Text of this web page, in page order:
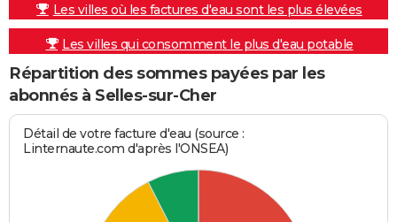
Les villes où les factures d'eau sont les plus élevées
Les villes qui consomment le plus d'eau potable
Répartition des sommes payées par les
abonnés à Selles-sur-Cher
Détail de votre facture d'eau (source :
Linternaute.com d'après l'ONSEA)